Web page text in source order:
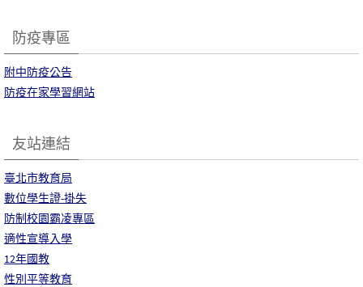
防疫專區
附中防疫公告
防疫在家學習網站
友站連結
臺北市教育局
數位學生證-掛失
防制校園霸凌專區
適性宣導入學
12年國教
性別平等教育